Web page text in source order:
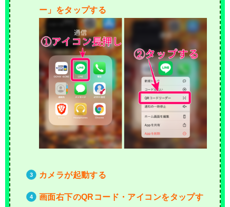
ー」をタップする
カメラが起動する
画面右下のQRコード・アイコンをタップす